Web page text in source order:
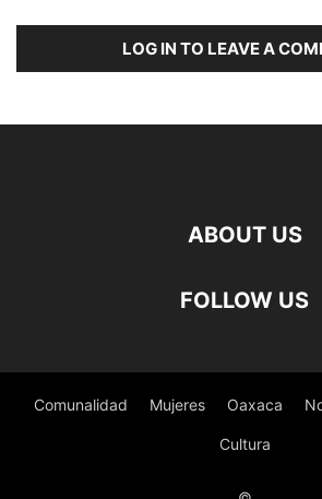
LOG IN TO LEAVE A
ABOUT US
FOLLOW US
Comunalidad Mujeres Oaxaca
Cultura